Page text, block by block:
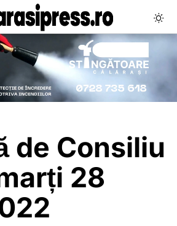
de Consiliu
28